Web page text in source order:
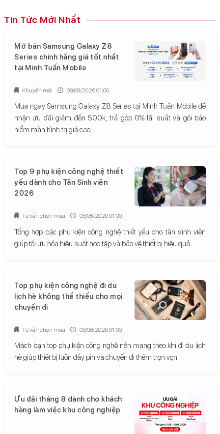
Tin Tức Mới Nhất
Mở bán Samsung Galaxy Z8
Series chính hãng giá tốt nhất
tại Minh Tuấn Mobile
Mua ngay Samsung Galaxy Z8 Series tại Minh Tuấn Mobile để
nhận ưu đãi giảm đến 500k, trả góp 0% lãi suất và gói bảo
hiểm màn hình trị giá cao.
Khuyến mãi 08/08/2026 01:00
Top 9 phụ kiện công nghệ thiết
yếu dành cho Tân Sinh viên
2026
Tổng hợp các phụ kiện công nghệ thiết yếu cho tân sinh viên
giúp tối ưu hóa hiệu suất học tập và bảo vệ thiết bị hiệu quả.
Tư vấn chọn mua 03/08/2026 01:00
Top phụ kiện công nghệ đi du
lịch hè không thể thiếu cho mọi
chuyến đi
Mách bạn top phụ kiện công nghệ nên mang theo khi đi du lịch
hè giúp thiết bị luôn đầy pin và chuyến đi thêm trọn vẹn.
Tư vấn chọn mua 03/08/2026 01:00
Ưu đãi tháng 8 dành cho khách
hàng làm việc khu công nghiệp